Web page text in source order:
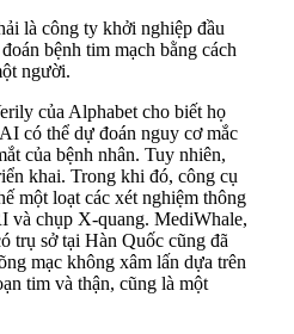
là công ty khởi nghiệp đầu
bệnh tim mạch bằng cách
người.
của Alphabet cho biết họ
có thể dự đoán nguy cơ mắc
của bệnh nhân. Tuy nhiên,
khai. Trong khi đó, công cụ
một loạt các xét nghiệm thông
và chụp X-quang. MediWhale,
trụ sở tại Hàn Quốc cũng đã
mạc không xâm lấn dựa trên
tim và thận, cũng là một